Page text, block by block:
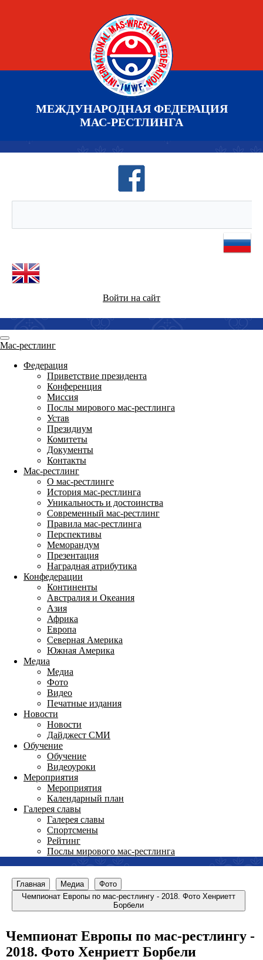
МЕЖДУНАРОДНАЯ ФЕДЕРАЦИЯ
МАС-РЕСТЛИНГА
Войти на сайт
Мас-рестлинг
Федерация
Приветствие президента
Конференция
Миссия
Послы мирового мас-рестлинга
Устав
Президиум
Комитеты
Документы
Контакты
Мас-рестлинг
О мас-рестлинге
История мас-рестлинга
Уникальность и достоинства
Современный мас-рестлинг
Правила мас-рестлинга
Перспективы
Меморандум
Презентация
Наградная атрибутика
Конфедерации
Континенты
Австралия и Океания
Азия
Африка
Европа
Северная Америка
Южная Америка
Медиа
Медиа
Фото
Видео
Печатные издания
Новости
Новости
Дайджест СМИ
Обучение
Обучение
Видеоуроки
Мероприятия
Мероприятия
Календарный план
Галерея славы
Галерея славы
Спортсмены
Рейтинг
Послы мирового мас-рестлинга
Главная Медиа
Фото
Чемпионат Европы по мас-рестлингу - 2018. Фото Хенриетт
Борбели
Чемпионат Европы по мас-рестлингу -
2018. Фото Хенриетт Борбели